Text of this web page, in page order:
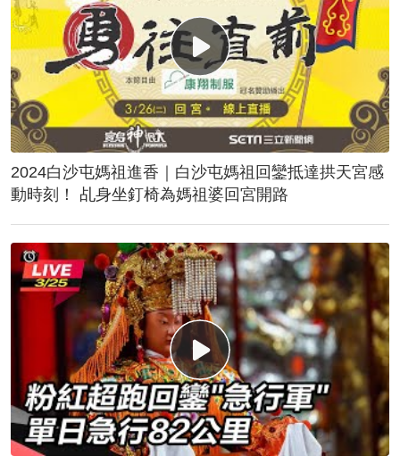
2024白沙屯媽祖進香｜白沙屯媽祖回鑾抵達拱天宮感
動時刻！ 乩身坐釘椅為媽祖婆回宮開路